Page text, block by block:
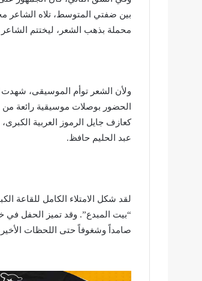
بين ضفتي المتوسط، تلاه
الشاعر
محملة بذهب الشعر، ليختتم
ولأن الشعر توأم الموسيقى، شهدت
الحضور بوصلات موسيقية رائعة
كعازف جايل الرموز العربية
عبد الحليم حافظ.
لقد شكل الامتلاء الكامل للقاعة
“بيت المبدع”. وقد تميز الحفل في
صامداً وشغوفاً حتى اللحظات